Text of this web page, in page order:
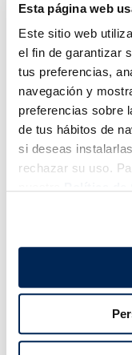
Esta página web
Este sitio web
el fin de garantizar
tus preferencias,
navegación y
preferencias sobre
de tus hábitos de
si deseas
rechazar su uso.
1,99 €
Añadir